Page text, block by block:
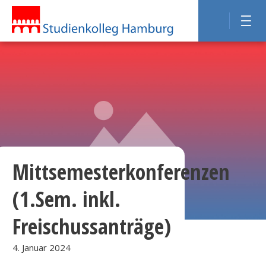
Mittsemesterkonferenzen
(1.Sem. inkl.
Freischussanträge)
4. Januar 2024